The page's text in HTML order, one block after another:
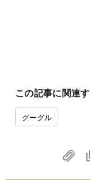
この記事に関連
グーグル